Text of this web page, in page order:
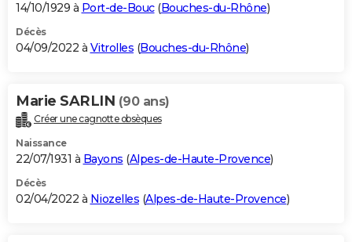
14/10/1929 à Port-de-Bouc(Bouches-du-Rhône)
Décès
04/09/2022 à Vitrolles (Bouches-du-Rhône)
Marie SARLIN (90 ans)
Créer une cagnotte obsèques
Naissance
22/07/1931 à Bayons (Alpes-de-Haute-Provence)
Décès
02/04/2022 à Niozelles (Alpes-de-Haute-Provence)